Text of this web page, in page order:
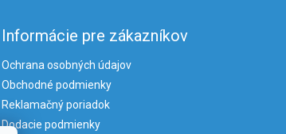
Informácie pre zákazníkov
Ochrana osobných údajov
Obchodné podmienky
Reklamačný poriadok
Dodacie podmienky